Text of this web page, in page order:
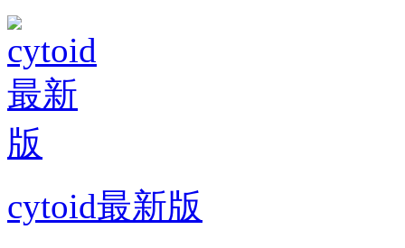
cytoid最新版